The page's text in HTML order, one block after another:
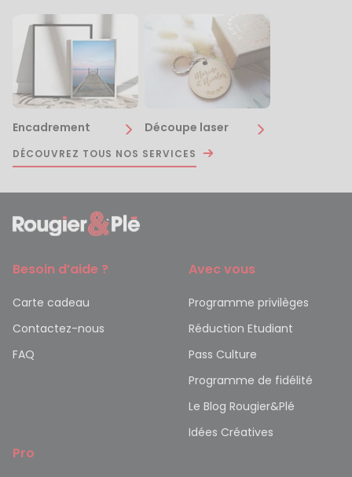
Encadrement Découpe laser
DÉCOUVREZ TOUS NOS SERVICES
Besoin d’aide ?
Carte cadeau
Contactez-nous
FAQ
Avec vous
Programme privilèges
Réduction Etudiant
Pass Culture
Programme de fidélité
Le Blog Rougier&Plé
Idées Créatives
Pro